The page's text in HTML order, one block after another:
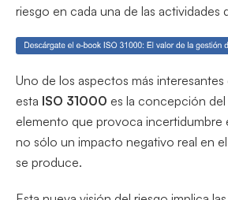
riesgo en cada una de las actividades
Uno de los aspectos más
esta ISO 31000 es la concepción
elemento que provoca incertidumbre
no sólo un impacto negativo real en
se produce.